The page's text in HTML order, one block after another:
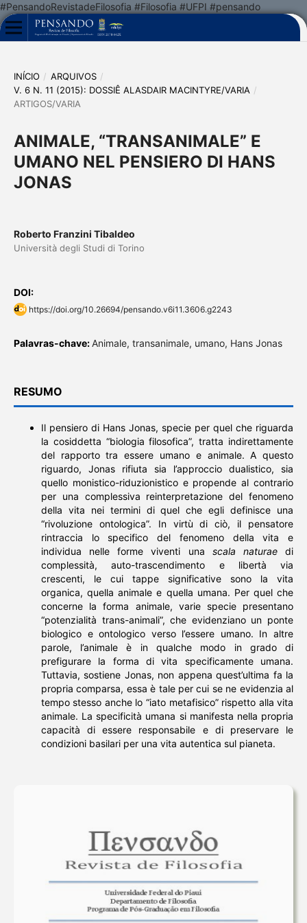
#PensandoRevistadeFilosofia #Filosofia #UFPI #pensando
INÍCIO / ARQUIVOS /
V. 6 N. 11 (2015): DOSSIÊ ALASDAIR MACINTYRE/VARIA /
ARTIGOS/VARIA
ANIMALE, “TRANSANIMALE” E
UMANO NEL PENSIERO DI HANS
JONAS
Roberto Franzini Tibaldeo
Università degli Studi di Torino
DOI:
https://doi.org/10.26694/pensando.v6i11.3606.g2243
Palavras-chave:Animale, transanimale, umano, Hans Jonas
RESUMO
Il pensiero di Hans Jonas, specie per quel che riguarda
la cosiddetta “biologia filosofica”, tratta indirettamente
del rapporto tra essere umano e animale. A questo
riguardo, Jonas rifiuta sia l’approccio dualistico, sia
quello monistico-riduzionistico e propende al contrario
per una complessiva reinterpretazione del fenomeno
della vita nei termini di quel che egli definisce una
“rivoluzione ontologica”. In virtù di ciò, il pensatore
rintraccia lo specifico del fenomeno della vita e
individua nelle forme viventi una scala naturaedi
complessità, auto-trascendimento e libertà via
crescenti, le cui tappe significative sono la vita
organica, quella animale e quella umana. Per quel che
concerne la forma animale, varie specie presentano
“potenzialità trans-animali”, che evidenziano un ponte
biologico e ontologico verso l’essere umano. In altre
parole, l’animale è in qualche modo in grado di
prefigurare la forma di vita specificamente umana.
Tuttavia, sostiene Jonas, non appena quest’ultima fa la
propria comparsa, essa è tale per cui se ne evidenzia al
tempo stesso anche lo “iato metafisico” rispetto alla vita
animale. La specificità umana si manifesta nella propria
capacità di essere responsabile e di preservare le
condizioni basilari per una vita autentica sul pianeta.